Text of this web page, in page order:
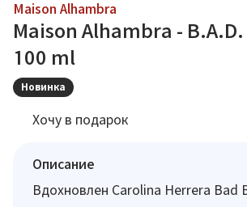
Maison Alhambra
Maison Alhambra -
100 ml
Новинка
Хочу в подарок
Описание
Вдохновлен Carolina Herrera Bad